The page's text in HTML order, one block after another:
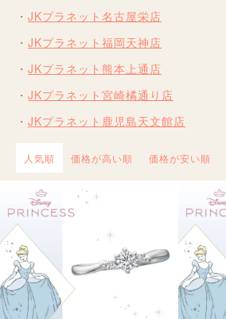
JKプラネット名古屋栄店
JKプラネット福岡天神店
JKプラネット熊本上通店
JKプラネット宮崎橘通り店
JKプラネット鹿児島天文館店
人気順 価格が高い順 価格が安い順